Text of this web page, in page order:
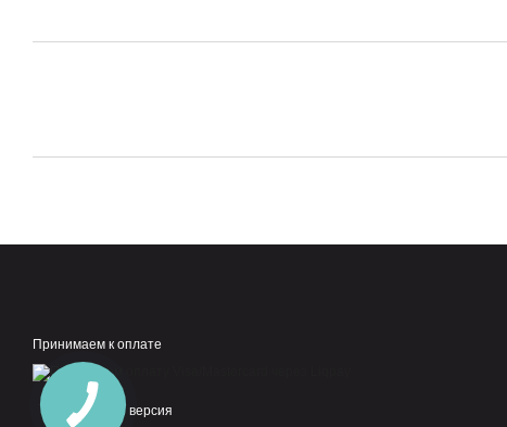
Принимаем к оплате
Мобильная версия